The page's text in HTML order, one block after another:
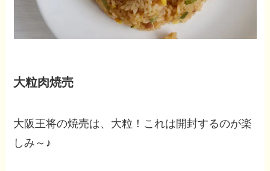
大粒肉焼売
大阪王将の焼売は、大粒！これは開封するのが楽
しみ～♪